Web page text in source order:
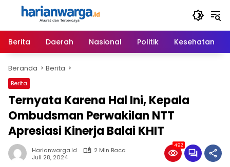
Langsung
Berita
Daerah Nasional Politik Kesehatan
Beranda Berita
Berita
Ternyata Karena Hal Ini, Kepala
Ombudsman Perwakilan NTT
Apresiasi Kinerja Balai KHIT
Harianwarga.id
2 Min Baca
Juli 28, 2024
492